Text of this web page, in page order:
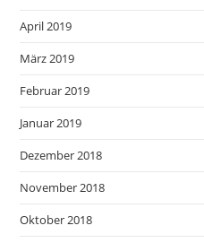
April 2019
März 2019
Februar 2019
Januar 2019
Dezember 2018
November 2018
Oktober 2018